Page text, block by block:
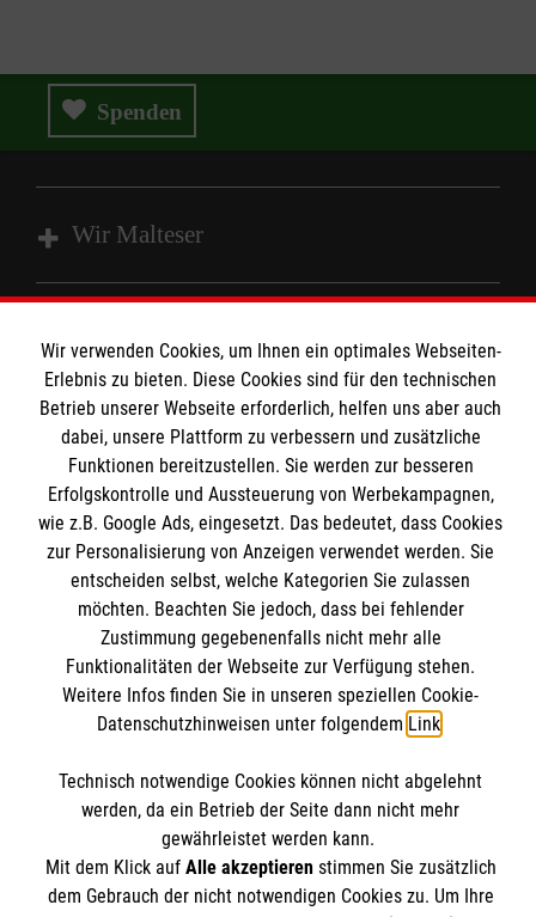
Spenden
Wir Malteser
Angebote und Leistungen
Unsere Kurse
Mitarbeiten
Wir Malteser
Informationen
Kontakt
Impressum
Datenschutz
Malteser online
Malteserorden
Malteser Jugend
Malteser International
Sharepoint
Spendenkonto
Empfänger: Malteser Hilfsdienst e.V.
BIC: GENODED1AAC
Aachener Bank eG
Der Malteser Hilfsdienst e.V. ist als eingetragene
gemeinnützige Organisation von der Körperschaft- und
Wir verwenden Cookies, um Ihnen ein optimales Webseiten-
Erlebnis zu bieten. Diese Cookies sind für den technischen
Betrieb unserer Webseite erforderlich, helfen uns aber auch
dabei, unsere Plattform zu verbessern und zusätzliche
Funktionen bereitzustellen. Sie werden zur besseren
Erfolgskontrolle und Aussteuerung von Werbekampagnen,
wie z.B. Google Ads, eingesetzt. Das bedeutet, dass Cookies
zur Personalisierung von Anzeigen verwendet werden. Sie
entscheiden selbst, welche Kategorien Sie zulassen
möchten. Beachten Sie jedoch, dass bei fehlender
Zustimmung gegebenenfalls nicht mehr alle
Funktionalitäten der Webseite zur Verfügung stehen.
Weitere Infos finden Sie in unseren speziellen Cookie-
Datenschutzhinweisen unter folgendem Link.
Technisch notwendige Cookies können nicht abgelehnt
werden, da ein Betrieb der Seite dann nicht mehr
gewährleistet werden kann.
Mit dem Klick auf Alle akzeptierenstimmen Sie zusätzlich
dem Gebrauch der nicht notwendigen Cookies zu. Um Ihre